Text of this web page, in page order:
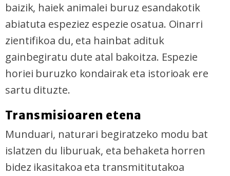
baizik, haiek animalei buruz esandakotik
abiatuta espeziez espezie osatua. Oinarri
zientifikoa du, eta hainbat adituk
gainbegiratu dute atal bakoitza. Espezie
horiei buruzko kondairak eta istorioak ere
sartu dituzte.
Transmisioaren etena
Munduari, naturari begiratzeko modu bat
islatzen du liburuak, eta behaketa horren
bidez ikasitakoa eta transmititutakoa